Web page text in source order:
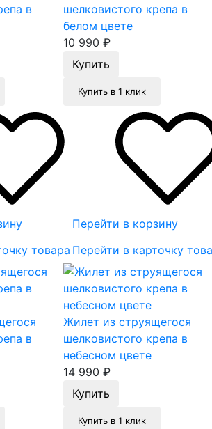
в
товара
шелковистого крепа в
белом цвете
10 990 ₽
Купить в 1 клик
Перейти в корзину
Перейти в карточку
в
Жилет из струящегося
шелковистого крепа в
небесном цвете
14 990 ₽
Купить в 1 клик